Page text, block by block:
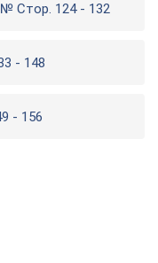
Стор. 124 - 132
- 148
- 156